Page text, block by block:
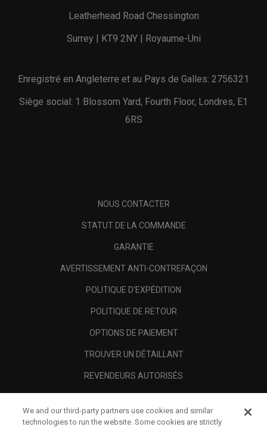
Leatherhead Road Chessington
Surrey | KT9 2NY | Royaume-Uni
Enregistré en Angleterre et au Pays de Galles: 2756321
Siège social: 1 Blossom Yard, Fourth Floor, Londres, E1
6RS
NOUS CONTACTER
STATUT DE LA COMMANDE
GARANTIE
AVERTISSEMENT ANTI-CONTREFAÇON
POLITIQUE D'EXPÉDITION
POLITIQUE DE RETOUR
OPTIONS DE PAIEMENT
TROUVER UN DÉTAILLANT
REVENDEURS AUTORISÉS
A PROPOS
We and our third-party partners use cookies and similar
technologies to run the website. Some cookies are strictly